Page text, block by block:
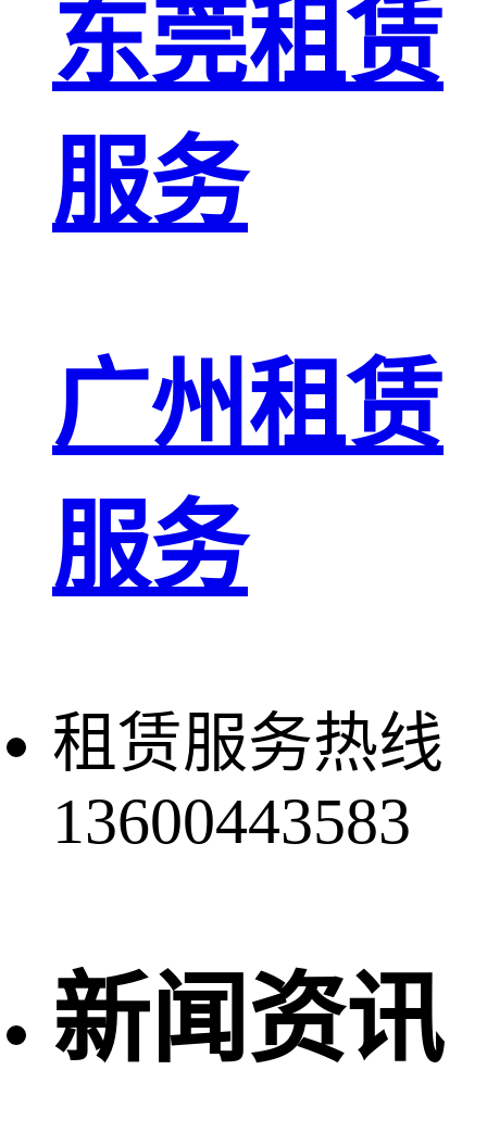
东莞租赁
服务
广州租赁
服务
租赁服务热线
13600443583
新闻资讯